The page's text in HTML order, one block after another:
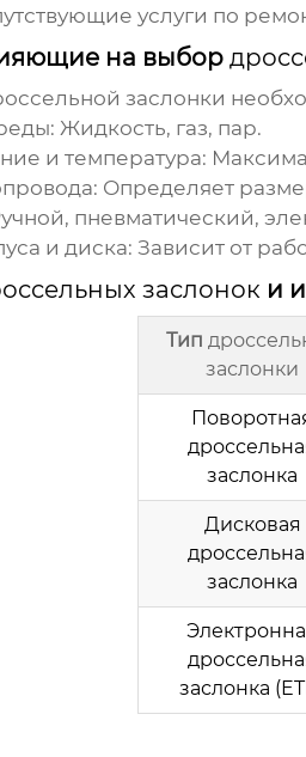
услуги по
на выбор
заслонки
Жидкость, газ, пар.
и температура:
Определяет
пневматический,
и диска: Зависит от
заслоноки
Тип
заслонки
заслонка
Дисковая
заслонка
заслонка